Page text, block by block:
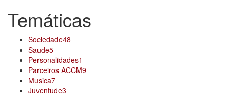
Temáticas
Sociedade48
Saude5
Personalidades1
Parceiros ACCM9
Musica7
Juventude3